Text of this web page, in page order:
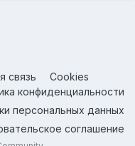
связь
Cookies
конфиденциальности
персональных данных
соглашение